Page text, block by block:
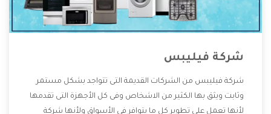
شركة فيليبس
شركة فيليبس من الشركات القديمة التى تتواجد بشكل مستمر
وثابت ويثق بها الكثير من الاشخاص وفى كل الأجهزة التى تقدمها
لأنها تعمل على تطوير كل ما يتوافر فى الأسواق ولأنها شركة